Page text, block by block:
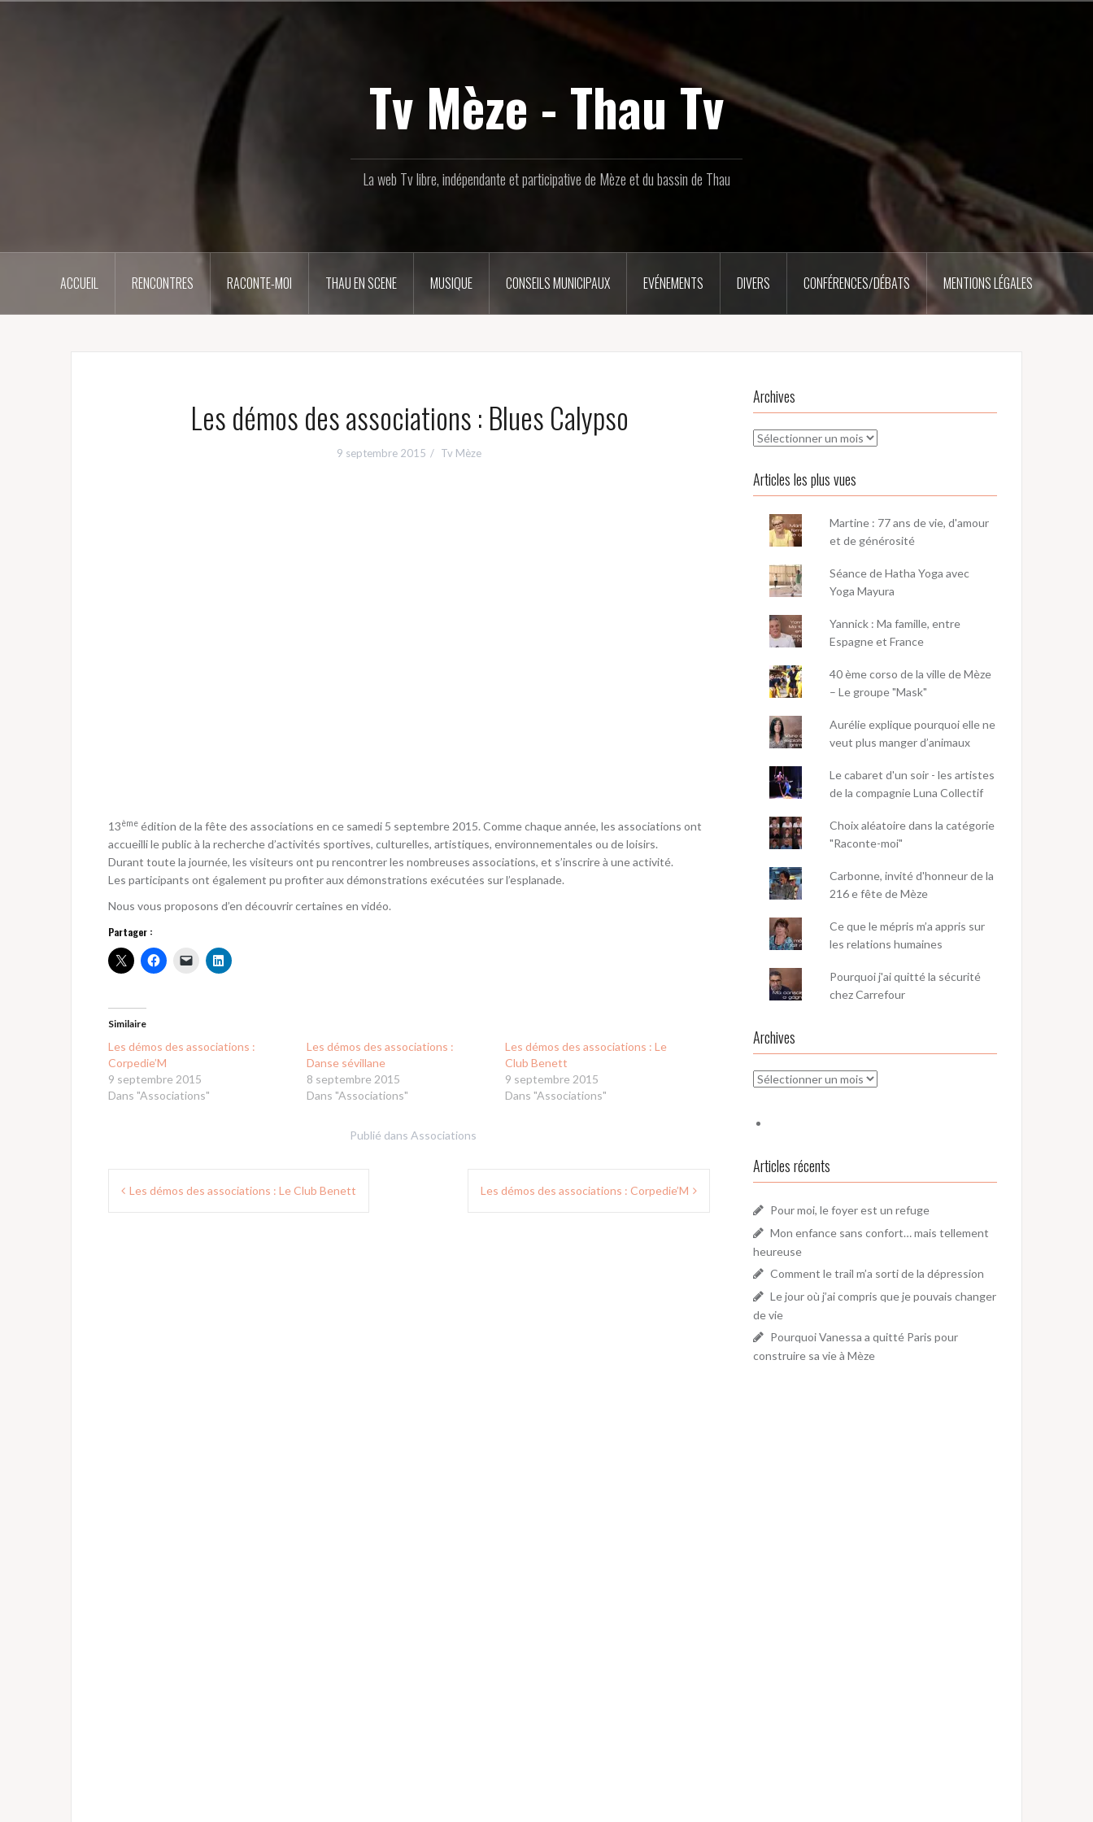
Tv Mèze - Thau Tv
La web Tv libre, indépendante et participative de Mèze et du bassin de Thau
ACCUEIL RENCONTRES RACONTE-MOI THAU EN SCENE MUSIQUE CONSEILS MUNICIPAUX EVÉNEMENTS DIVERS CONFÉRENCES/DÉBATS MENTIONS LÉGALES
Les démos des associations : Blues Calypso
9 septembre 2015 Tv Mèze
13ème édition de la fête des associations en ce samedi 5 septembre 2015. Comme chaque année, les associations ont
accueilli le public à la recherche d’activités sportives, culturelles, artistiques, environnementales ou de loisirs.
Durant toute la journée, les visiteurs ont pu rencontrer les nombreuses associations, et s’inscrire à une activité.
Les participants ont également pu profiter aux démonstrations exécutées sur l’esplanade.
Nous vous proposons d’en découvrir certaines en vidéo.
Partager :
Similaire
Les démos des associations :
Corpedie’M
9 septembre 2015
Dans "Associations"
Les démos des associations :
Danse sévillane
8 septembre 2015
Dans "Associations"
Les démos des associations : Le
Club Benett
9 septembre 2015
Dans "Associations"
Publié dans Associations
Navigation
Les démos des associations : Le Club Benett Les démos des associations : Corpedie’M
Archives
Archives
Articles les plus vues
Martine : 77 ans de vie, d'amour
et de générosité
Séance de Hatha Yoga avec
Yoga Mayura
Yannick : Ma famille, entre
Espagne et France
40 ème corso de la ville de Mèze
– Le groupe "Mask"
Aurélie explique pourquoi elle ne
veut plus manger d’animaux
Le cabaret d'un soir - les artistes
de la compagnie Luna Collectif
Choix aléatoire dans la catégorie
"Raconte-moi"
Carbonne, invité d'honneur de la
216 e fête de Mèze
Ce que le mépris m’a appris sur
les relations humaines
Pourquoi j'ai quitté la sécurité
chez Carrefour
Archives
Archives
Articles récents
Pour moi, le foyer est un refuge
Mon enfance sans confort… mais tellement
heureuse
Comment le trail m’a sorti de la dépression
Le jour où j’ai compris que je pouvais changer
de vie
Pourquoi Vanessa a quitté Paris pour
construire sa vie à Mèze